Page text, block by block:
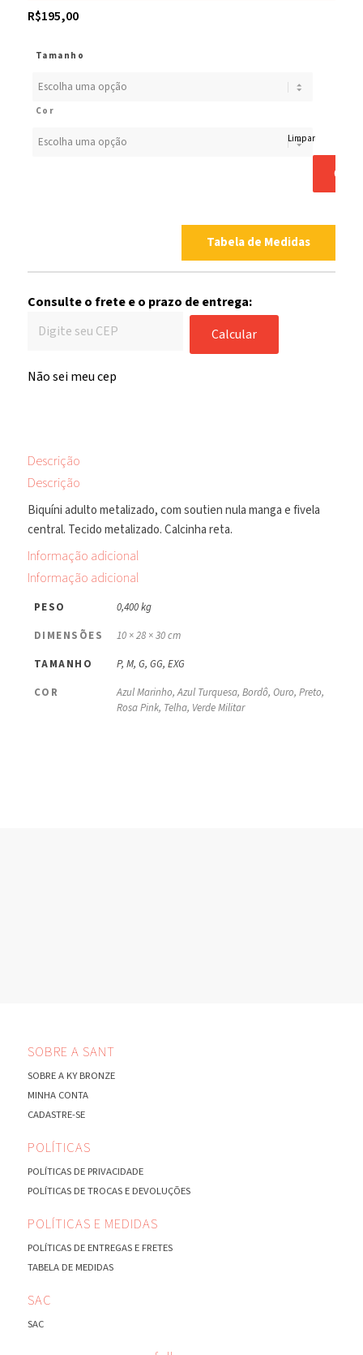
R$195,00
Tamanho
Cor
Limpar
Tabela de Medidas
Consulte o frete e o prazo de entrega:
Calcular
Não sei meu cep
Descrição
Descrição
Biquíni adulto metalizado, com soutien nula manga e fivela
central. Tecido metalizado. Calcinha reta.
Informação adicional
Informação adicional
PESO
0,400 kg
DIMENSÕES
10 × 28 × 30 cm
TAMANHO
P, M, G, GG, EXG
COR
Azul Marinho, Azul Turquesa, Bordô, Ouro, Preto,
Rosa Pink, Telha, Verde Militar
SOBRE A SANT
SOBRE A KY BRONZE
MINHA CONTA
CADASTRE-SE
POLÍTICAS
POLÍTICAS DE PRIVACIDADE
POLÍTICAS DE TROCAS E DEVOLUÇÕES
POLÍTICAS E MEDIDAS
POLÍTICAS DE ENTREGAS E FRETES
TABELA DE MEDIDAS
SAC
SAC